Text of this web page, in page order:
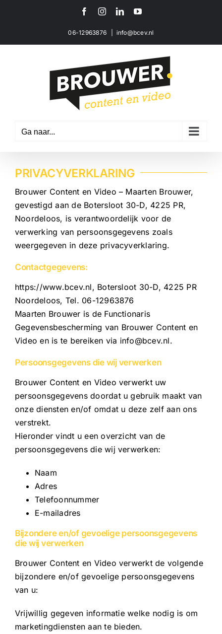
FacebookInstagramLinkedInYouTube
06-12963876 info@bcev.nl
Ga naar...
PRIVACYVERKLARING
Brouwer Content en Video – Maarten Brouwer,
gevestigd aan de Botersloot 30-D, 4225 PR,
Noordeloos, is verantwoordelijk voor de
verwerking van persoonsgegevens zoals
weergegeven in deze privacyverklaring.
Contactgegevens:
https://www.bcev.nl, Botersloot 30-D, 4225 PR
Noordeloos, Tel. 06-12963876
Maarten Brouwer is de Functionaris
Gegevensbescherming van Brouwer Content en
Video en is te bereiken via info@bcev.nl.
Persoonsgegevens die wij verwerken
Brouwer Content en Video verwerkt uw
persoonsgegevens doordat u gebruik maakt van
onze diensten en/of omdat u deze zelf aan ons
verstrekt.
Hieronder vindt u een overzicht van de
persoonsgegevens die wij verwerken:
Naam
Adres
Telefoonnummer
E-mailadres
Bijzondere en/of gevoelige persoonsgegevens
die wij verwerken
Brouwer Content en Video verwerkt de volgende
bijzondere en/of gevoelige persoonsgegevens
van u:
Vrijwillig gegeven informatie welke nodig is om
marketingdiensten aan te bieden.